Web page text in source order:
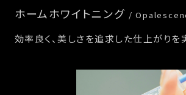
ホームホワイトニング /
効率良く、美しさを追求した仕上がりを